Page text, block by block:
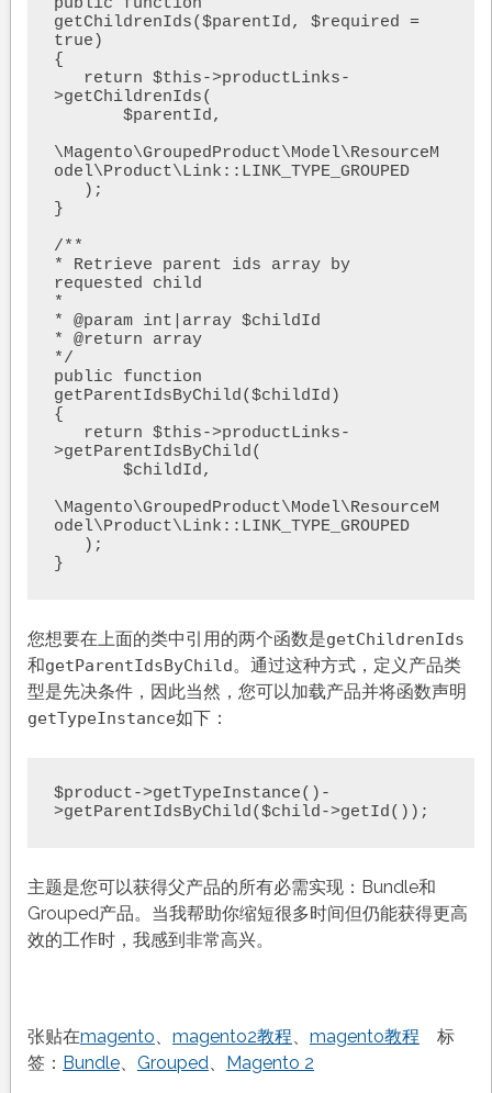
public function
getChildrenIds($parentId, $required =
true)
{
>getChildrenIds(
\Magento\GroupedProduct\Model\ResourceM
odel\Product\Link::LINK_TYPE_GROUPED
}
/**
* Retrieve parent ids array by
requested child
*
* @param int|array $childId
* @return array
*/
public function
getParentIdsByChild($childId)
{
>getParentIdsByChild(
\Magento\GroupedProduct\Model\ResourceM
odel\Product\Link::LINK_TYPE_GROUPED
}
您想要在上面的类中引用的两个函数是getChildrenIds
和getParentIdsByChild。通过这种方式，定义产品类
型是先决条件，因此当然，您可以加载产品并将函数声明
getTypeInstance如下：
$product->getTypeInstance()-
>getParentIdsByChild($child->getId());
主题是您可以获得父产品的所有必需实现：Bundle和
Grouped产品。当我帮助你缩短很多时间但仍能获得更高
效的工作时，我感到非常高兴。
张贴在magento、 magento2教程、 magento教程
标
签： Bundle、 Grouped、 Magento 2